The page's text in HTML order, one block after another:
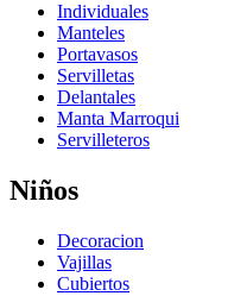
Individuales
Manteles
Portavasos
Servilletas
Delantales
Manta Marroqui
Servilleteros
Niños
Decoracion
Vajillas
Cubiertos